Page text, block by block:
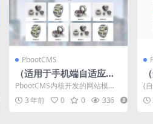
PbootCMS
（适用于手机端自适应）p
bootcms企业通用网站模
板：响应式HTML5网站源
码
PbootCMS内核开发的网站模
板，该模板适用于企业通用网
站、响应式网站等企业，...
3 年前 0 0 336
T
(
网